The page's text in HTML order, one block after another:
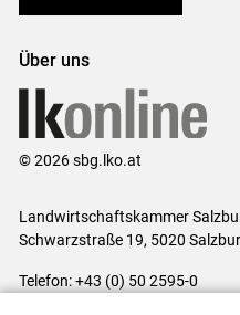
Über uns
© 2026 sbg.lko.at
Landwirtschaftskammer
Schwarzstraße 19, 5020
Telefon: +43 (0) 50 2595-0